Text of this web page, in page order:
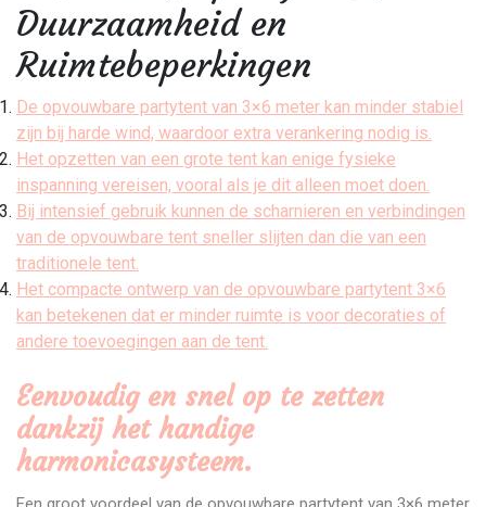
Duurzaamheid en
Ruimtebeperkingen
De opvouwbare partytent van 3×6 meter kan minder stabiel
zijn bij harde wind, waardoor extra verankering nodig is.
Het opzetten van een grote tent kan enige fysieke
inspanning vereisen, vooral als je dit alleen moet doen.
Bij intensief gebruik kunnen de scharnieren en verbindingen
van de opvouwbare tent sneller slijten dan die van een
traditionele tent.
Het compacte ontwerp van de opvouwbare partytent 3×6
kan betekenen dat er minder ruimte is voor decoraties of
andere toevoegingen aan de tent.
Eenvoudig en snel op te zetten
dankzij het handige
harmonicasysteem.